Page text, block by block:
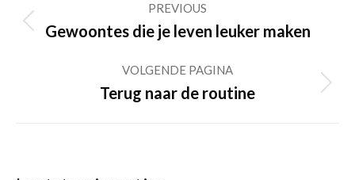
navigation
PREVIOUS
Previous
Gewoontes die je leven leuker maken
VOLGENDE PAGINA
Volgende
Terug naar de routine